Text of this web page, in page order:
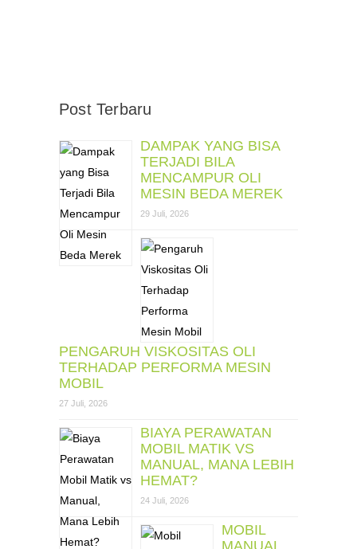
Post Terbaru
DAMPAK YANG BISA
TERJADI BILA
MENCAMPUR OLI
MESIN BEDA MEREK
29 Juli, 2026
PENGARUH VISKOSITAS OLI
TERHADAP PERFORMA MESIN
MOBIL
27 Juli, 2026
BIAYA PERAWATAN
MOBIL MATIK VS
MANUAL, MANA LEBIH
HEMAT?
24 Juli, 2026
MOBIL
MANUAL